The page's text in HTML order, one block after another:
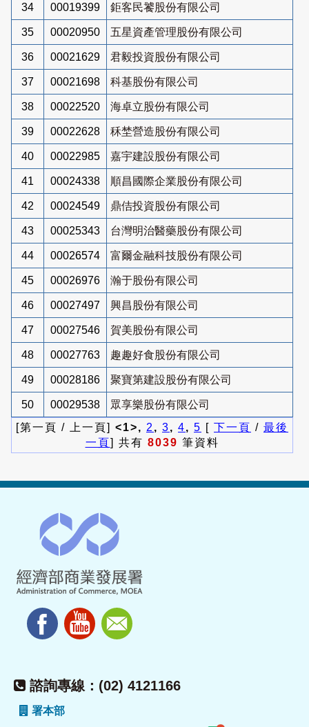
34 00019399 鉅客民饕股份有限公司
35 00020950 五星資產管理股份有限公司
36 00021629 君毅投資股份有限公司
37 00021698 科基股份有限公司
38 00022520 海卓立股份有限公司
39 00022628 秝埜營造股份有限公司
40 00022985 嘉宇建設股份有限公司
41 00024338 順昌國際企業股份有限公司
42 00024549 鼎佶投資股份有限公司
43 00025343 台灣明治醫藥股份有限公司
44 00026574 富爾金融科技股份有限公司
45 00026976 瀚于股份有限公司
46 00027497 興昌股份有限公司
47 00027546 賀美股份有限公司
48 00027763 趣趣好食股份有限公司
49 00028186 聚寶第建設股份有限公司
50 00029538
眾享樂股份有限公司
[第一頁 / 上一頁] <1>, 2 , 3, 4, 5 [ 下一頁 / 最後
一頁] 共有 8039 筆資料
諮詢專線：(02) 4121166
署本部